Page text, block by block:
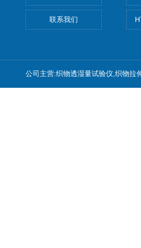
联系我们
公司主营:织物透湿量试验仪,织物拉